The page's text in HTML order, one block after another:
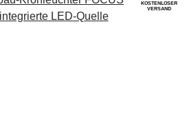
KOSTENLOSER
VERSAND